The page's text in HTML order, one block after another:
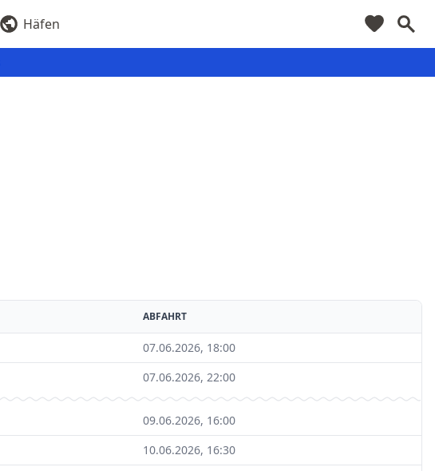
Häfen
ABFAHRT
07.06.2026, 18:00
07.06.2026, 22:00
09.06.2026, 16:00
10.06.2026, 16:30